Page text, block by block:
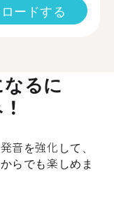
ードする
るに
音を強化して、
らでも楽しめま